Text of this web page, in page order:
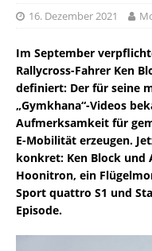
16. Dezember 2021
Im September
Rallycross-Fahrer Ken
definiert: Der für seine
„Gymkhana“-Videos
Aufmerksamkeit für
E-Mobilität erzeugen.
konkret: Ken Block und
Hoonitron, ein
Sport quattro S1 und
Episode.